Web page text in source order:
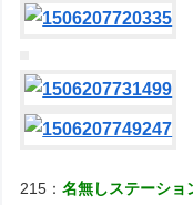
215：名無しステーショ